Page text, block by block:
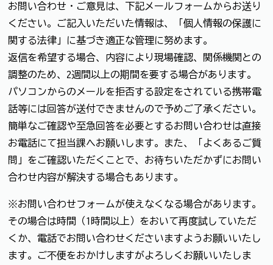
お問い合わせ・ご意見は、下記メールフォームからお送り
ください。ご記入いただいた情報は、「個人情報の保護に
関する法律」に基づき適正な管理に努めます。
返信を希望する場合、内容により現場確認、関係機関との
調整のため、2週間以上の期間を要する場合があります。
パソコンからのメールを拒否する設定をされている携帯電
話等には回答が送付できませんので予めご了承ください。
簡単なご確認や至急回答を必要とするお問い合わせは直接
お電話にて担当課へお願いします。また、「よくあるご質
問」をご確認いただくことで、お待ちいただかずにお問い
合わせ内容が解決する場合もあります。
※お問い合わせフォームが使えなくなる場合があります。
その場合は時間（1時間以上）をおいて再度試していただ
くか、電話でお問い合わせくださいますようお願いいたし
ます。ご不便をおかけしますがよろしくお願いいたしま